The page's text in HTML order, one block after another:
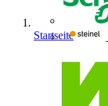
Startseite